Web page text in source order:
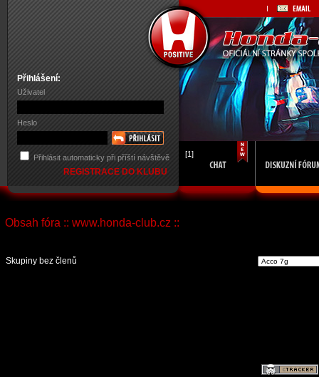
Přihlášení:
Uživatel
Heslo
Přihlásit automaticky při příští návštěvě
REGISTRACE DO KLUBU
[1]
Obsah fóra :: www.honda-club.cz ::
Skupiny bez členů